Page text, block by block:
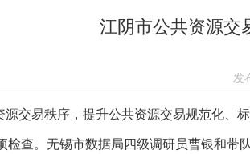
江阴市公共资源交
发
源交易秩序，提升公共资源交易规范化、
检查。无锡市数据局四级调研员曹银和